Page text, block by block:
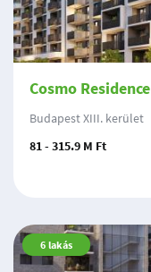
Cosmo Residence
Budapest XIII. kerület
81 - 315.9 M Ft
6 lakás